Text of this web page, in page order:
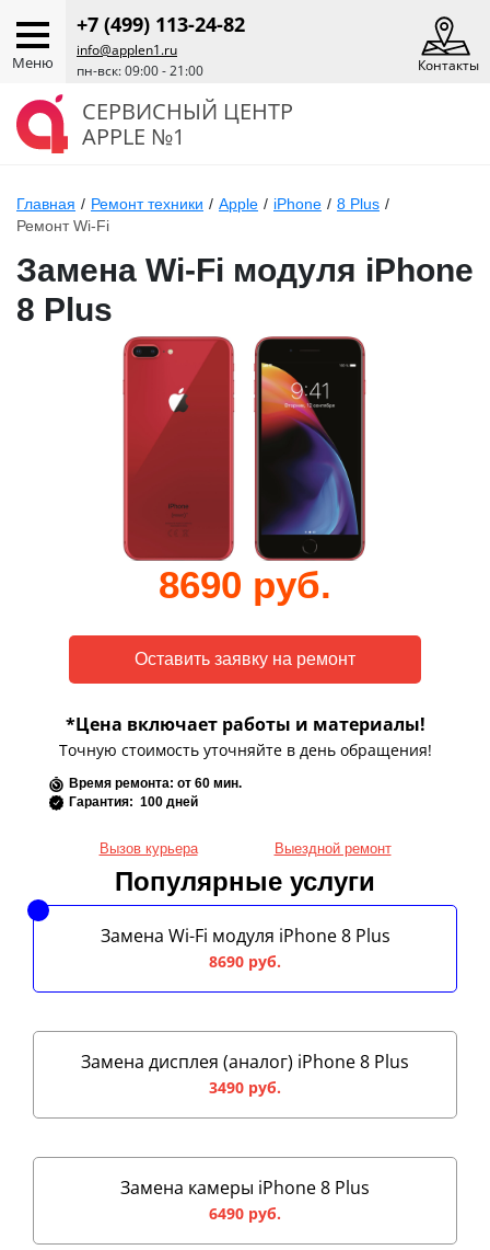
Меню
+7 (499) 113-24-82
info@applen1.ru
пн-вск: 09:00 - 21:00
Контакты
СЕРВИСНЫЙ ЦЕНТР
APPLE №1
Главная / Ремонт техники / Apple / iPhone / 8 Plus /
Ремонт Wi-Fi
Замена Wi-Fi модуля iPhone
8 Plus
8690 руб.
*Цена включает работы и материалы!
Точную стоимость уточняйте в день обращения!
Время ремонта: от 60 мин.
Гарантия: 100 дней
Вызов курьера Выездной ремонт
Популярные услуги
Замена Wi-Fi модуля iPhone 8 Plus
8690 руб.
Замена дисплея (аналог) iPhone 8 Plus
3490 руб.
Замена камеры iPhone 8 Plus
6490 руб.